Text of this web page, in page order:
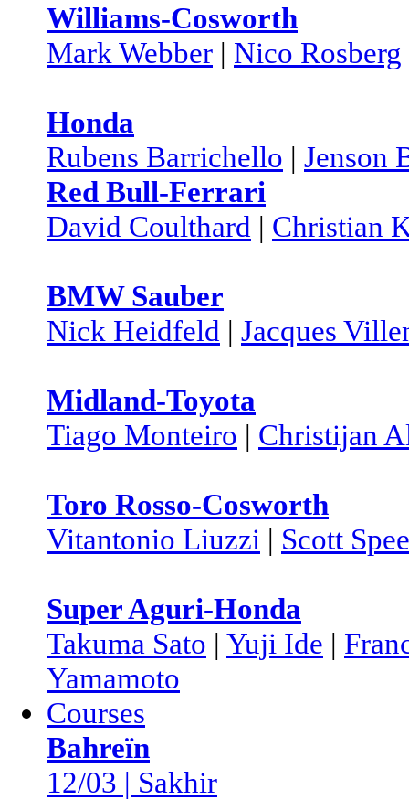
Williams-Cosworth
Mark Webber | Nico Rosberg
Honda
Rubens Barrichello | Jenson
Red Bull-Ferrari
David Coulthard | Christian
BMW Sauber
Nick Heidfeld | Jacques
Midland-Toyota
Tiago Monteiro | Christijan
Toro Rosso-Cosworth
Vitantonio Liuzzi | Scott
Super Aguri-Honda
Takuma Sato | Yuji Ide |
Yamamoto
Courses
Bahreïn
12/03 | Sakhir